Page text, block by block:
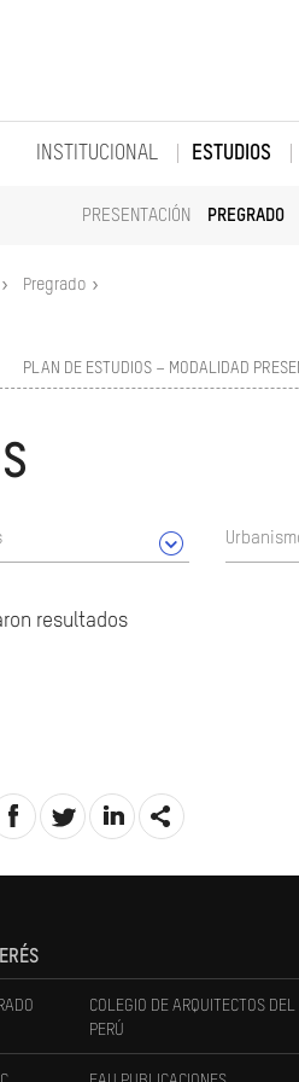
INSTITUCIONAL ESTUDIOS
PRESENTACIÓN PREGRADO
Pregrado
PLAN DE ESTUDIOS – MODALIDAD
resultados
COLEGIO DE ARQUITECTOS DEL
PERÚ